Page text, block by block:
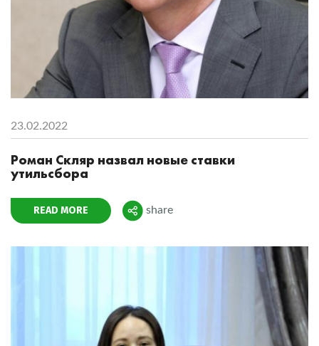
23.02.2022
Роман Скляр назвал новые ставки
утильсбора
READ MORE Поделиться
share